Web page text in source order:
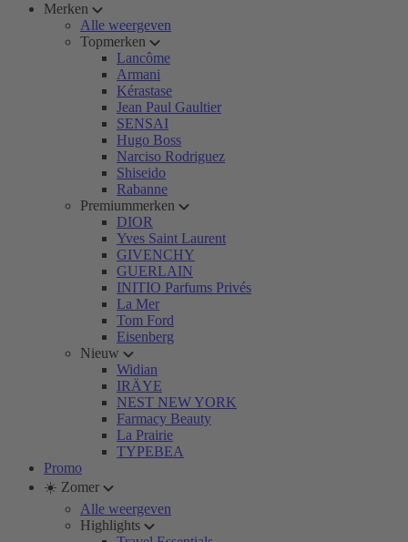
Merken
Alle weergeven
Topmerken
Lancôme
Armani
Kérastase
Jean Paul Gaultier
SENSAI
Hugo Boss
Narciso Rodriguez
Shiseido
Rabanne
Premiummerken
DIOR
Yves Saint Laurent
GIVENCHY
GUERLAIN
INITIO Parfums Privés
La Mer
Tom Ford
Eisenberg
Nieuw
Widian
IRÄYE
NEST NEW YORK
Farmacy Beauty
La Prairie
TYPEBEA
Promo
☀️ Zomer
Alle weergeven
Highlights